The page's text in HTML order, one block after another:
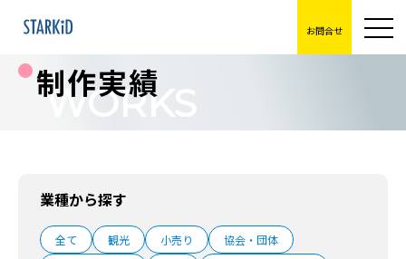
お問合せ
制作実績
WORKS
業種から探す
全て 観光 小売り
協会・団体